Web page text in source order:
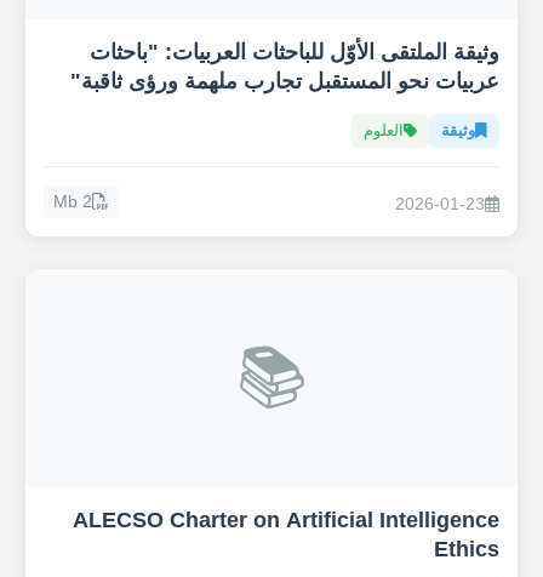
وثيقة الملتقى الأوّل للباحثات العربيات: "باحثات
عربيات نحو المستقبل تجارب ملهمة ورؤى ثاقبة"
وثيقة العلوم
2026-01-23
2 Mb
📚
ALECSO Charter on Artificial Intelligence
Ethics